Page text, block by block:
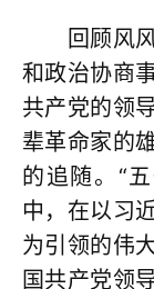
回顾风风
和政治协商
共产党的领
辈革命家的
的追随。“
中，在以习
为引领的伟
国共产党领